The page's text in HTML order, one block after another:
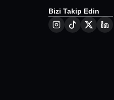
Bizi Takip Edin